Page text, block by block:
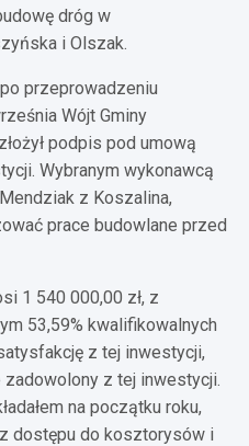
dróg w
i Olszak.
przeprowadzeniu
Wójt Gminy
podpis pod umową
Wybranym wykonawcą
Mendziak z Koszalina,
prace budowlane przed
1 540 000,00 zł, z
53,59% kwalifikowalnych
z tej inwestycji,
z tej inwestycji.
na początku roku,
dostępu do kosztorysów i